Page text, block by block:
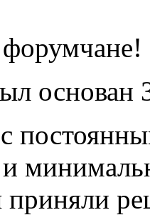
основан